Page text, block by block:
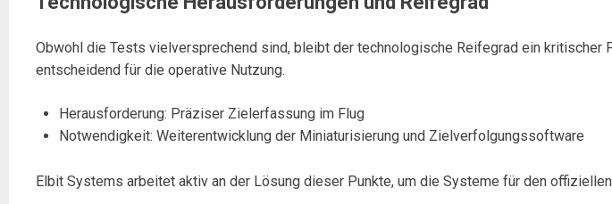
Obwohl die Tests vielversprechend sind, bleibt der technologische Reifegrad ein kritischer
entscheidend für die operative Nutzung.
Herausforderung: Präziser Zielerfassung im Flug
Notwendigkeit: Weiterentwicklung der Miniaturisierung und Zielverfolgungssoftware
Elbit Systems arbeitet aktiv an der Lösung dieser Punkte, um die Systeme für den